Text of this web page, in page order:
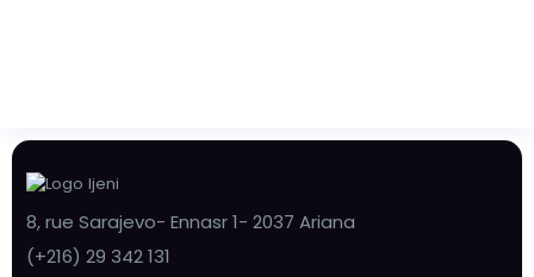
8, rue Sarajevo- Ennasr 1- 2037 Ariana
(+216) 29 342 131